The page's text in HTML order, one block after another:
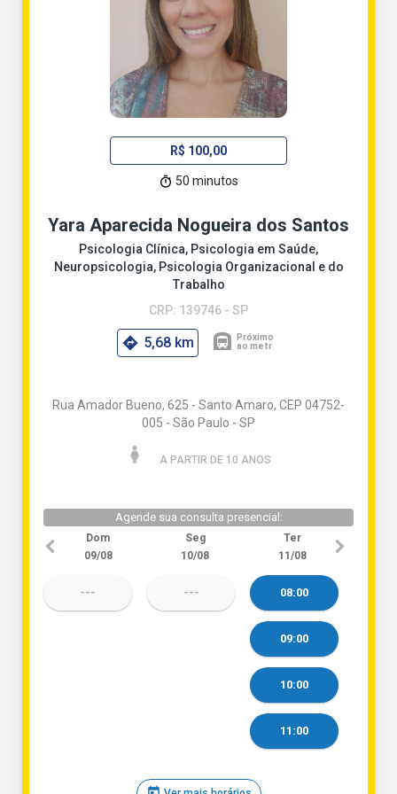
R$ 100,00
50 minutos
Yara Aparecida Nogueira dos Santos
Psicologia Clínica, Psicologia em Saúde,
Neuropsicologia, Psicologia Organizacional e do
Trabalho
CRP: 139746 - SP
5,68 km
Rua Amador Bueno, 625 - Santo Amaro, CEP 04752-
005 - São Paulo - SP
A PARTIR DE 10 ANOS
Agende sua consulta presencial:
Dom
09/08
Seg
10/08
Ter
11/08
--- --- 08:00
09:00
10:00
11:00